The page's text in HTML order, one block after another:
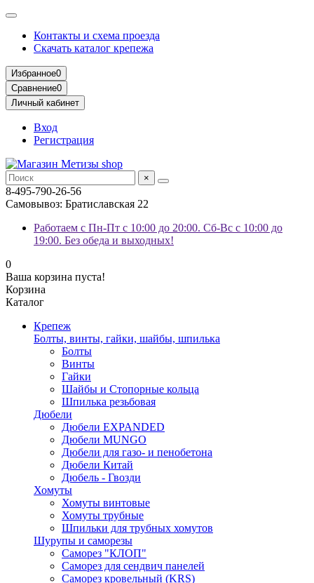
Контакты и схема проезда
Скачать каталог крепежа
Избранное0
Сравнение0
Личный кабинет
Вход
Регистрация
×
8-495-790-26-56
Самовывоз: Братиславская 22
Работаем с Пн-Пт с 10:00 до 20:00. Сб-Вс с 10:00 до
19:00. Без обеда и выходных!
0
Ваша корзина пуста!
Корзина
Каталог
Крепеж
Болты, винты, гайки, шайбы, шпилька
Болты
Винты
Гайки
Шайбы и Стопорные кольца
Шпилька резьбовая
Дюбели
Дюбели EXPANDED
Дюбели MUNGO
Дюбели для газо- и пенобетона
Дюбели Китай
Дюбель - Гвозди
Хомуты
Хомуты винтовые
Хомуты трубные
Шпильки для трубных хомутов
Шурупы и саморезы
Саморез "КЛОП"
Саморез для сендвич панелей
Саморез кровельный (KRS)